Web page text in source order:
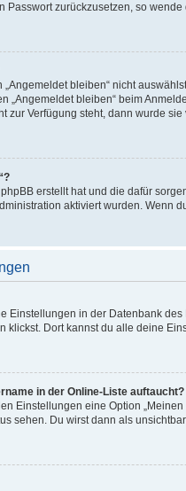
Passwort zurückzusetzen, so
bleiben“ nicht
„Angemeldet bleiben“ beim
zur Verfügung steht, dann wurde
erstellt hat und die dafür
aktiviert wurden.
Einstellungen in der Datenbank
klickst. Dort kannst du alle deine
in der Online-Liste auftaucht?
Einstellungen eine Option
sehen. Du wirst dann als